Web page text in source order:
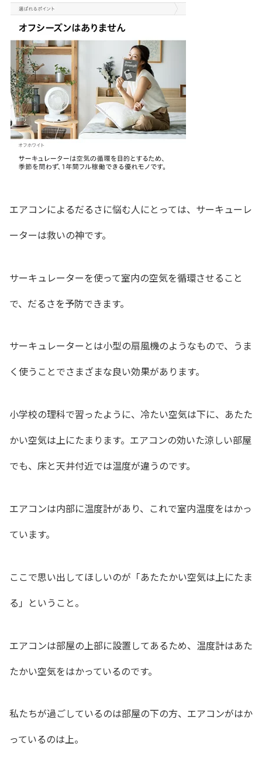
エアコンによるだるさに悩む人にとっては、サーキューレ
ーターは救いの神です。
サーキュレーターを使って室内の空気を循環させること
で、だるさを予防できます。
サーキュレーターとは小型の扇風機のようなもので、うま
く使うことでさまざまな良い効果があります。
小学校の理科で習ったように、冷たい空気は下に、あたた
かい空気は上にたまります。エアコンの効いた涼しい部屋
でも、床と天井付近では温度が違うのです。
エアコンは内部に温度計があり、これで室内温度をはかっ
ています。
ここで思い出してほしいのが「あたたかい空気は上にたま
る」ということ。
エアコンは部屋の上部に設置してあるため、温度計はあた
たかい空気をはかっているのです。
私たちが過ごしているのは部屋の下の方、エアコンがはか
っているのは上。